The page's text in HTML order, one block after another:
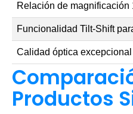
Relación de magnificación
Funcionalidad Tilt-Shift
Calidad óptica excepcional
Productos